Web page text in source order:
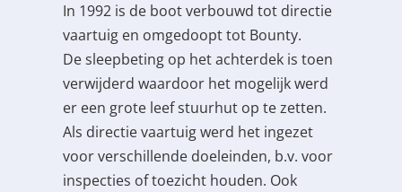
In 1992 is de boot verbouwd tot directie
vaartuig en omgedoopt tot Bounty.
De sleepbeting op het achterdek is toen
verwijderd waardoor het mogelijk werd
er een grote leef stuurhut op te zetten.
Als directie vaartuig werd het ingezet
voor verschillende doeleinden, b.v. voor
inspecties of toezicht houden. Ook